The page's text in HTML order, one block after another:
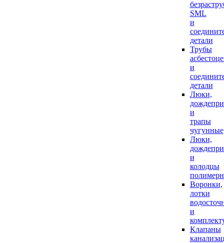
SML
и
детали
Трубы
и
детали
Люки,
и
трапы
чугунные
Люки,
и
колодцы
Воронки,
лотки
и
Клапаны